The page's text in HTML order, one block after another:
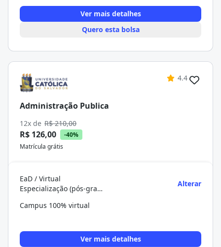
Ver mais detalhes
Quero esta bolsa
4.4
Administração Publica
12x de R$ 210,00
R$ 126,00
-40%
Matrícula grátis
EaD / Virtual
Especialização (pós-graduação)
Alterar
Campus 100% virtual
Ver mais detalhes